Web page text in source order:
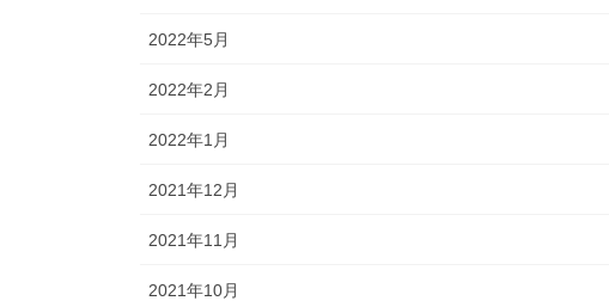
2022年5月
2022年2月
2022年1月
2021年12月
2021年11月
2021年10月